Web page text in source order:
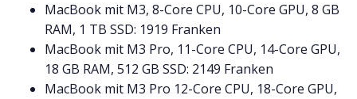
MacBook mit M3, 8-Core CPU, 10-Core GPU, 8 GB
RAM, 1 TB SSD: 1919 Franken
MacBook mit M3 Pro, 11-Core CPU, 14-Core GPU,
18 GB RAM, 512 GB SSD: 2149 Franken
MacBook mit M3 Pro 12-Core CPU, 18-Core GPU,